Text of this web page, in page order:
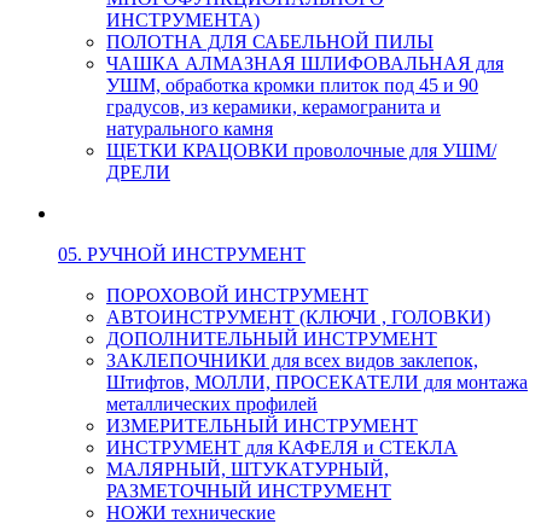
ИНСТРУМЕНТА)
ПОЛОТНА ДЛЯ САБЕЛЬНОЙ ПИЛЫ
ЧАШКА АЛМАЗНАЯ ШЛИФОВАЛЬНАЯ для
УШМ, обработка кромки плиток под 45 и 90
градусов, из керамики, керамогранита и
натурального камня
ЩЕТКИ КРАЦОВКИ проволочные для УШМ/
ДРЕЛИ
05. РУЧНОЙ ИНСТРУМЕНТ
ПОРОХОВОЙ ИНСТРУМЕНТ
АВТОИНСТРУМЕНТ (КЛЮЧИ , ГОЛОВКИ)
ДОПОЛНИТЕЛЬНЫЙ ИНСТРУМЕНТ
ЗАКЛЕПОЧНИКИ для всех видов заклепок,
Штифтов, МОЛЛИ, ПРОСЕКАТЕЛИ для монтажа
металлических профилей
ИЗМЕРИТЕЛЬНЫЙ ИНСТРУМЕНТ
ИНСТРУМЕНТ для КАФЕЛЯ и СТЕКЛА
МАЛЯРНЫЙ, ШТУКАТУРНЫЙ,
РАЗМЕТОЧНЫЙ ИНСТРУМЕНТ
НОЖИ технические